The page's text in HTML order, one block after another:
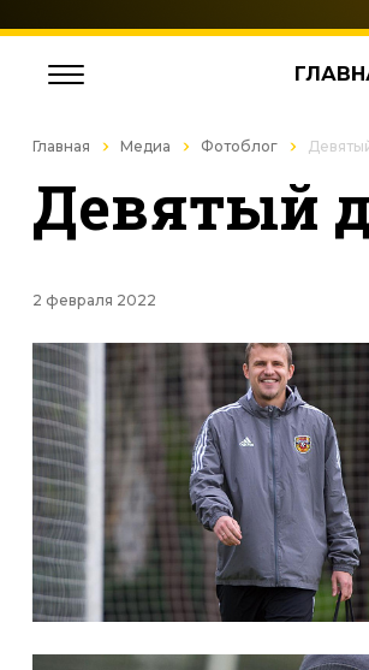
Главная Медиа Фотоблог
Девятый
2 февраля 2022